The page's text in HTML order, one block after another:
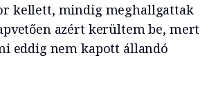
kellett, mindig meghallgattak
azért kerültem be, mert
eddig nem kapott állandó